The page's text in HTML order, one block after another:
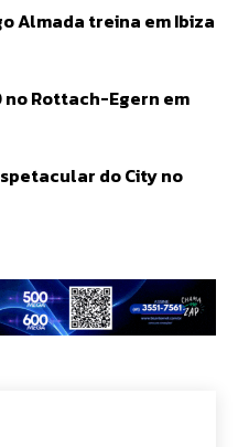
Almada treina em Ibiza
no Rottach-Egern em
do City no